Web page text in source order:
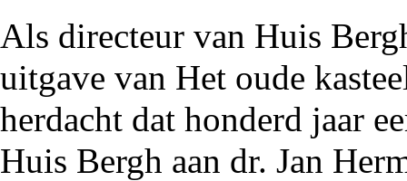
Als directeur van Huis
uitgave van Het oude
herdacht dat honderd jaar
Huis Bergh aan dr. Jan